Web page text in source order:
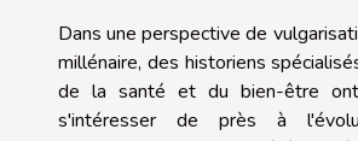
Dans une perspective de
millénaire, des historiens
de la santé et du bien-être ont
s'intéresser de près à